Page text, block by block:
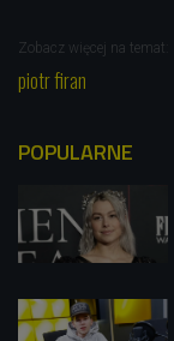
Zobacz więcej na temat:
piotr firan
POPULARNE